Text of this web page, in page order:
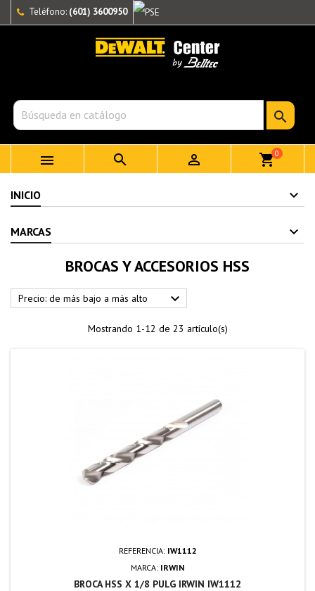
Teléfono: (601) 3600950

   shopping_cart0
INICIO
MARCAS
BROCAS Y ACCESORIOS HSS
Precio: de más bajo a más alto 
Mostrando 1-12 de 23 artículo(s)
REFERENCIA: IW1112
MARCA: IRWIN
BROCA HSS X 1/8 PULG IRWIN IW1112